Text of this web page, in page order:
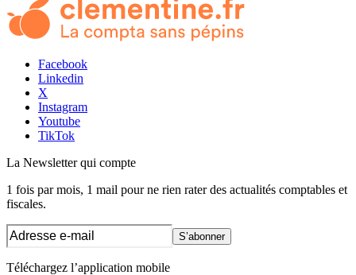
Facebook
Linkedin
X
Instagram
Youtube
TikTok
La Newsletterqui compte
1 fois par mois, 1 mail pour ne rien rater des actualités comptables et
fiscales.
S’abonner
Téléchargez l’application mobile